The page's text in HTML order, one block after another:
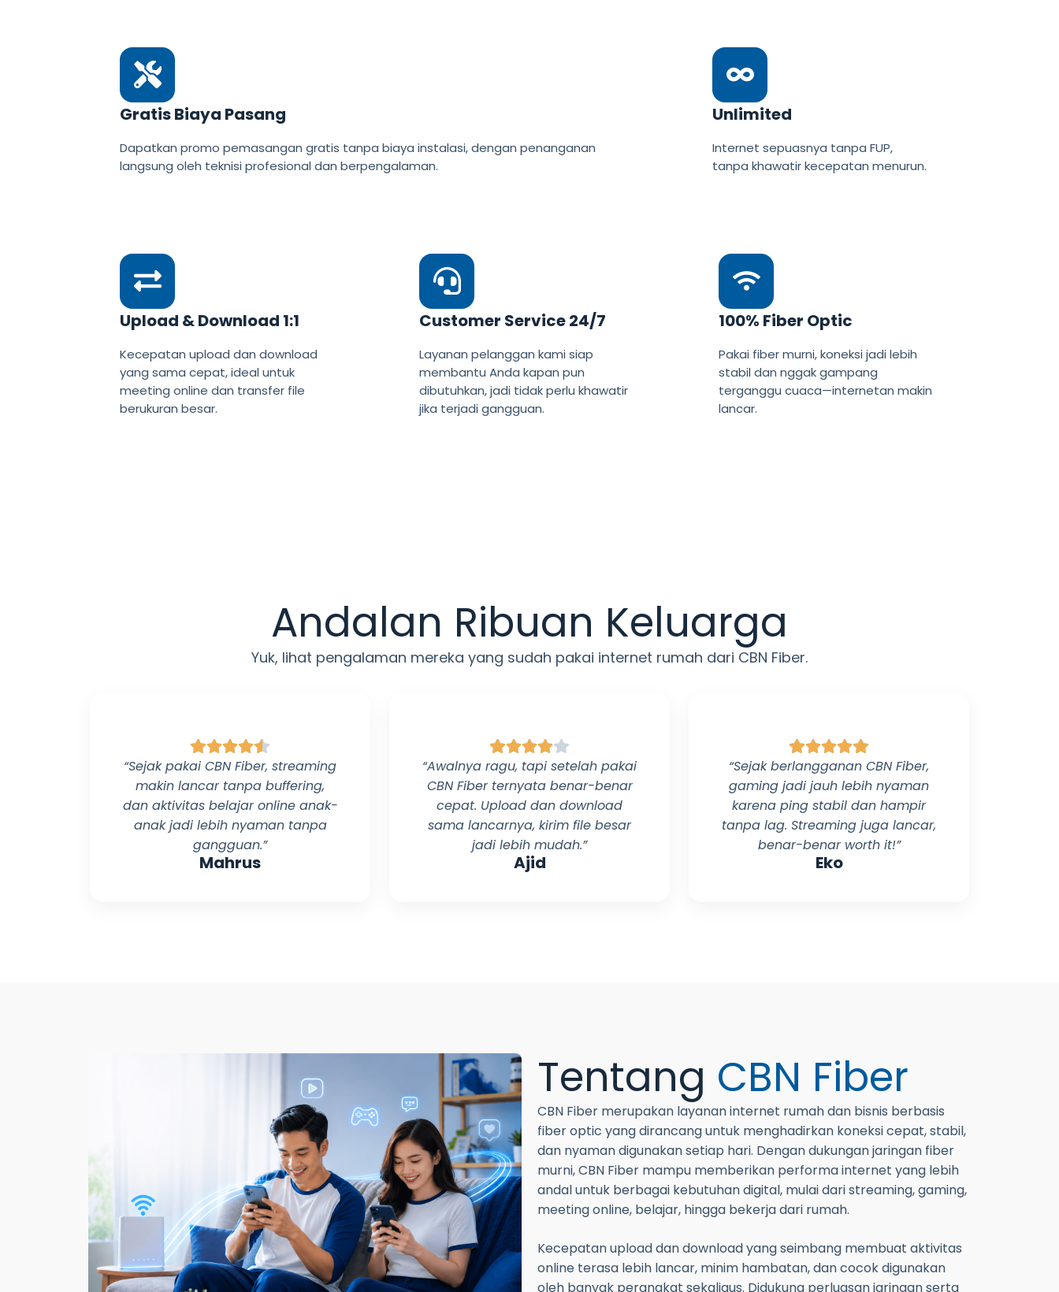
Gratis Biaya Pasang
Dapatkan promo pemasangan gratis tanpa biaya instalasi, dengan penanganan
langsung oleh teknisi profesional dan berpengalaman.
Unlimited
Internet sepuasnya tanpa FUP,
tanpa khawatir kecepatan menurun.
Upload & Download 1:1
Kecepatan upload dan download
yang sama cepat, ideal untuk
meeting online dan transfer file
berukuran besar.
Customer Service 24/7
Layanan pelanggan kami siap
membantu Anda kapan pun
dibutuhkan, jadi tidak perlu khawatir
jika terjadi gangguan.
100% Fiber Optic
Pakai fiber murni, koneksi jadi lebih
stabil dan nggak gampang
terganggu cuaca—internetan makin
lancar.
Andalan Ribuan Keluarga
Yuk, lihat pengalaman mereka yang sudah pakai internet rumah dari CBN Fiber.
“Sejak pakai CBN Fiber, streaming
makin lancar tanpa buffering,
dan aktivitas belajar online anak-
anak jadi lebih nyaman tanpa
gangguan.”
Mahrus
“Awalnya ragu, tapi setelah pakai
CBN Fiberternyata benar-benar
cepat. Upload dan download
sama lancarnya, kirim file besar
jadi lebih mudah.”
Ajid
“Sejak berlangganan CBN Fiber,
gaming jadi jauh lebih nyaman
karena ping stabil dan hampir
tanpa lag. Streaming juga lancar,
benar-benar worth it!”
Eko
Tentang CBN Fiber
CBN Fiber merupakan layanan internet rumah dan bisnis berbasis
fiber optic yang dirancang untuk menghadirkan koneksi cepat, stabil,
dan nyaman digunakan setiap hari. Dengan dukungan jaringan fiber
murni, CBN Fiber mampu memberikan performa internet yang lebih
andal untuk berbagai kebutuhan digital, mulai dari streaming, gaming,
meeting online, belajar, hingga bekerja dari rumah.
Kecepatan upload dan download yang seimbang membuat aktivitas
online terasa lebih lancar, minim hambatan, dan cocok digunakan
oleh banyak perangkat sekaligus. Didukung perluasan jaringan serta